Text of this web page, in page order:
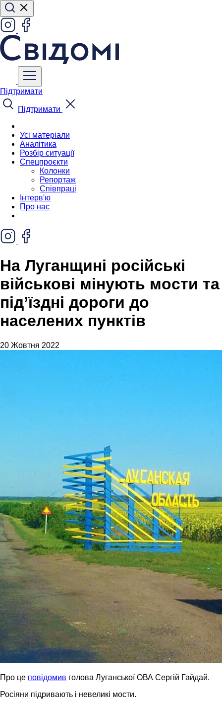
Підтримати
Підтримати
Усі матеріали
Аналітика
Розбір ситуації
Спецпроєкти
Колонки
Репортаж
Співпраці
Інтерв'ю
Про нас
На Луганщині російські
військові мінують мости та
під’їздні дороги до
населених пунктів
20 Жовтня 2022
Про це повідомив голова Луганської ОВА Сергій Гайдай.
Росіяни підривають і невеликі мости.